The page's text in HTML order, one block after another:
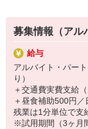
■イベント補助 など
イベントも多数ある
募集情報（アル
給与
アルバイト・パー
り）
＋交通費実費支給（
＋昼食補助500円／
残業は1分単位で支
※試用期間（3ヶ月